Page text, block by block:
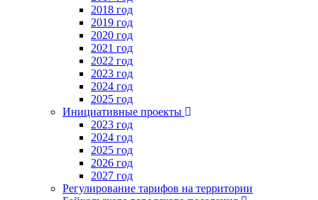
2018 год
2019 год
2020 год
2021 год
2022 год
2023 год
2024 год
2025 год
Инициативные проекты
2023 год
2024 год
2025 год
2026 год
2027 год
Регулирование тарифов на территории